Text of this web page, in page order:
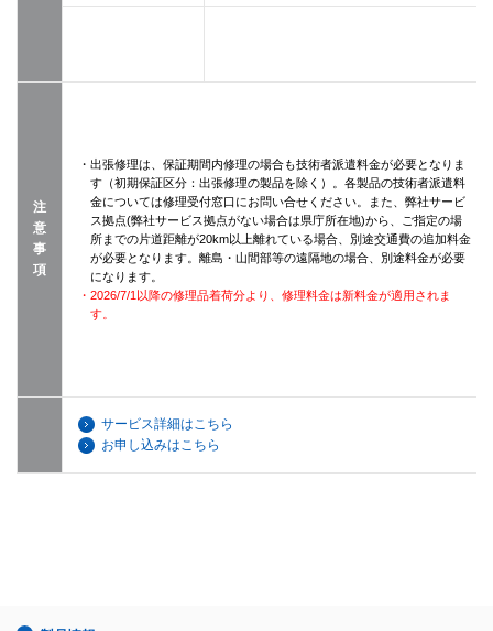
注
意
事
項
・出張修理は、保証期間内修理の場合も技術者派遣料金が必要となりま
す（初期保証区分：出張修理の製品を除く）。各製品の技術者派遣料
金については修理受付窓口にお問い合せください。また、弊社サービ
ス拠点(弊社サービス拠点がない場合は県庁所在地)から、ご指定の場
所までの片道距離が20km以上離れている場合、別途交通費の追加料金
が必要となります。離島・山間部等の遠隔地の場合、別途料金が必要
になります。
・2026/7/1以降の修理品着荷分より、修理料金は新料金が適用されま
す。
サービス詳細はこちら
お申し込みはこちら